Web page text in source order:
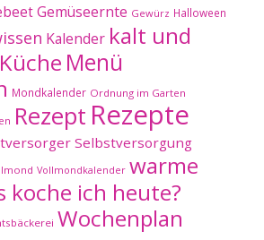
Gemüseernte Gewürz Halloween
Kalender kalt und
Küche Menü
Mondkalender Ordnung im Garten
Rezept Rezepte
Selbstversorgung
Vollmondkalender warme
koche ich heute?
Wochenplan